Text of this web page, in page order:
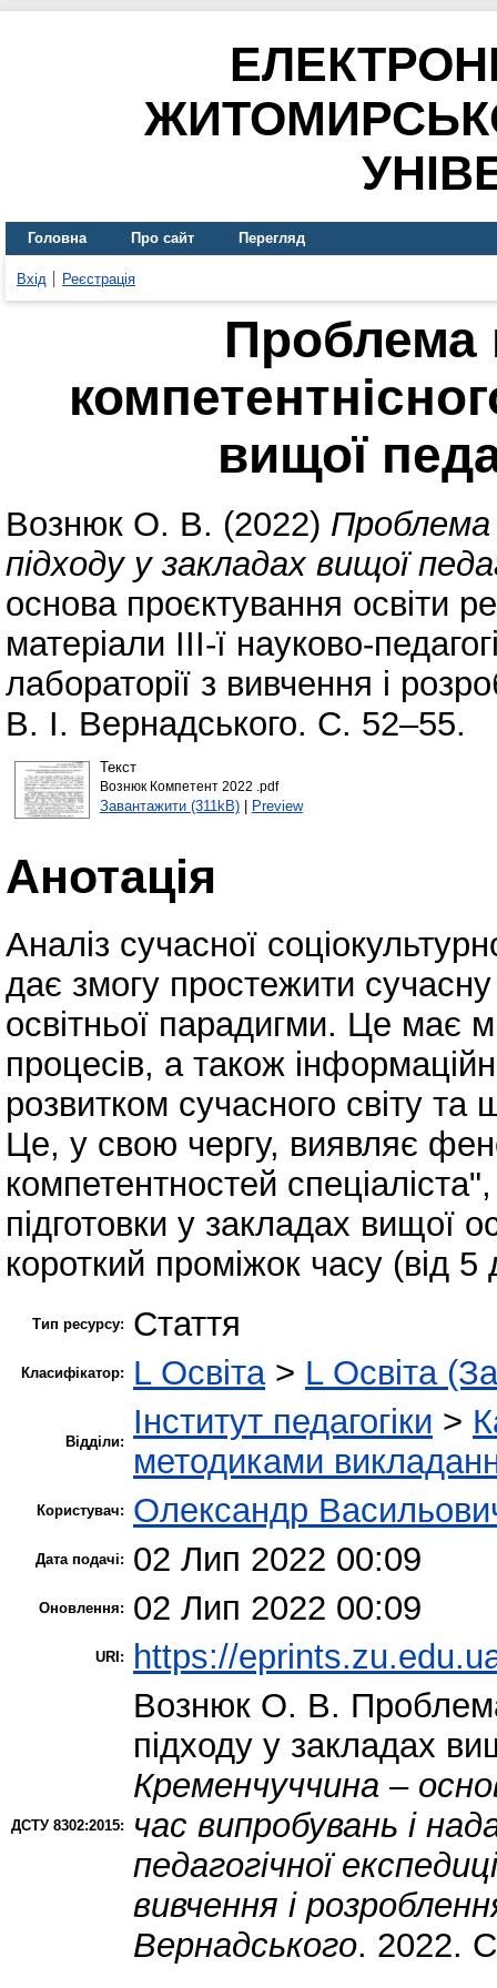
Головна Про сайт Перегляд
Вхід Реєстрація
Проблема
вищої
Вознюк О. В. (2022) Проблема
підходу у закладах вищої
основа проєктування освіти
матеріали ІІІ-ї науково-
лабораторії з вивчення і
В. І. Вернадського. С. 52–55.
Текст
Вознюк Компетент 2022 .pdf
Завантажити (311kB)| Preview
Анотація
Аналіз сучасної
дає змогу простежити
освітньої парадигми. Це має
процесів, а також
розвитком сучасного світу та
Це, у свою чергу, виявляє
компетентностей
підготовки у закладах вищої
короткий проміжок часу (від 5
Тип ресурсу: Стаття
Класифікатор: L Освіта> L Освіта
Відділи:
Інститут педагогіки >
методиками
Користувач: Олександр
Дата подачі: 02 Лип 2022 00:09
Оновлення: 02 Лип 2022 00:09
URI: https://
ДСТУ 8302:2015:
Вознюк О. В.
підходу у закладах
Кременчуччина –
час випробувань і
педагогічної
вивчення і
Вернадського. 2022.